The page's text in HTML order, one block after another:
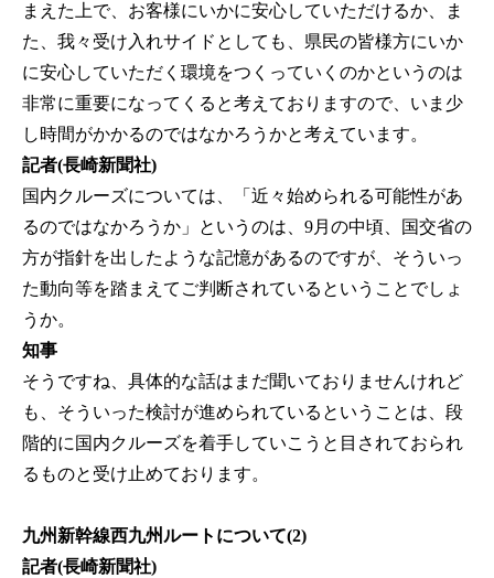
まえた上で、お客様にいかに安心していただけるか、ま
た、我々受け入れサイドとしても、県民の皆様方にいか
に安心していただく環境をつくっていくのかというのは
非常に重要になってくると考えておりますので、いま少
し時間がかかるのではなかろうかと考えています。
記者(長崎新聞社)
国内クルーズについては、「近々始められる可能性があ
るのではなかろうか」というのは、9月の中頃、国交省の
方が指針を出したような記憶があるのですが、そういっ
た動向等を踏まえてご判断されているということでしょ
うか。
知事
そうですね、具体的な話はまだ聞いておりませんけれど
も、そういった検討が進められているということは、段
階的に国内クルーズを着手していこうと目されておられ
るものと受け止めております。
九州新幹線西九州ルートについて(2)
記者(長崎新聞社)